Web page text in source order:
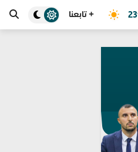
23 + تابعنا
حملة إعلامية تستهدف المغرب؟..